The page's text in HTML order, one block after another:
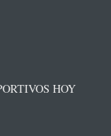
HOY